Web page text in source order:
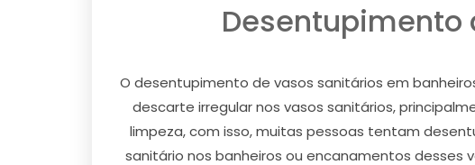
Desentupimento
O desentupimento de vasos sanitários em
descarte irregular nos vasos sanitários,
limpeza, com isso, muitas pessoas tentam
sanitário nos banheiros ou encanamentos desses